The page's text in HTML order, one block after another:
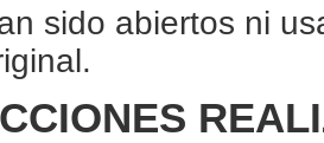
sido abiertos ni